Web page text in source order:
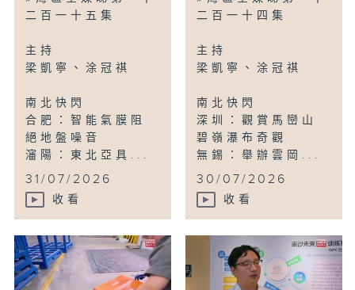
二百一十五集
主持
梁凱寧、涂冠祺
南北快閃
合肥：智能氣膜阻
絕地盤噪音
瀋陽：東北亞具...
31/07/2026
收看
二百一十四集
主持
梁凱寧、涂冠祺
南北快閃
深圳：觀賞馬巒山
碧嶺瀑布奇觀
無錫：舉辦雲岡...
30/07/2026
收看